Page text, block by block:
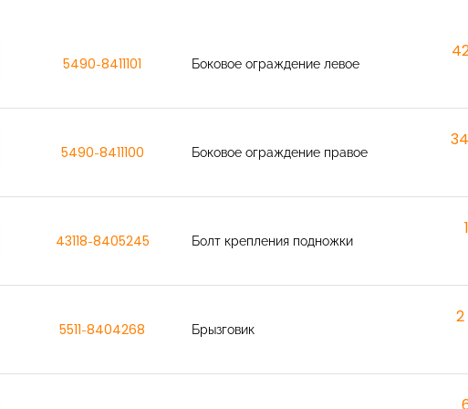
5490-8411101 Боковое ограждение левое
5490-8411100 Боковое ограждение правое
43118-8405245 Болт крепления подножки
5511-8404268 Брызговик
2